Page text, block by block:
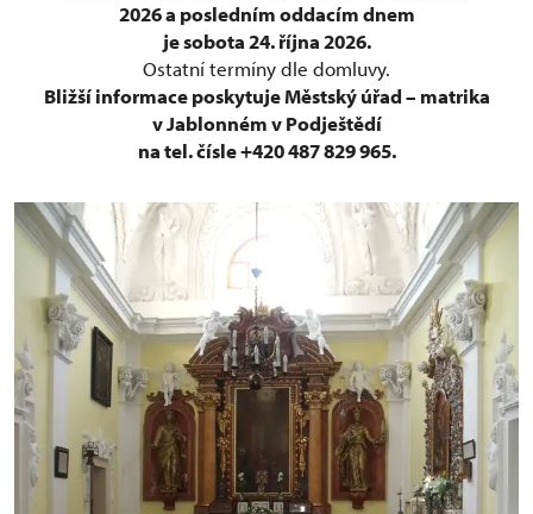
2026 a posledním oddacím dnem
je sobota 24. října 2026.
Ostatní termíny dle domluvy.
Bližší informace poskytuje Městský úřad – matrika
v Jablonném v Podještědí
na tel. čísle +420 487 829 965.